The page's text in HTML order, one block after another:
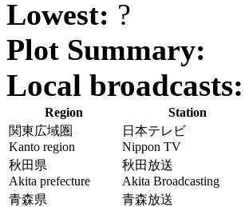
Lowest: ?
Plot Summary:
Local broadcasts:
Region Station
関東広域圏
Kanto region
日本テレビ
Nippon TV
秋田県
Akita prefecture
秋田放送
Akita Broadcasting
青森県
青森放送